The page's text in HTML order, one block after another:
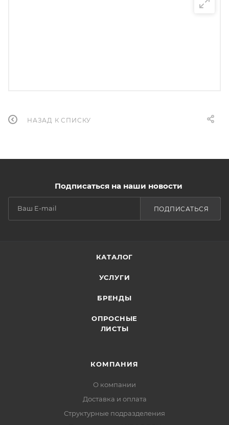
НАЗАД К СПИСКУ
Подписаться на наши новости
ПОДПИСАТЬСЯ
КАТАЛОГ
УСЛУГИ
БРЕНДЫ
ОПРОСНЫЕ
ЛИСТЫ
КОМПАНИЯ
О компании
Доставка и оплата
Структурные подразделения